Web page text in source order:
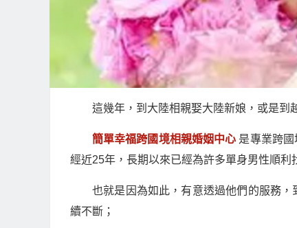
這幾年，到大陸相親娶大陸新娘，或是到
簡單幸福跨國境相親婚姻中心 是專業跨
經近25年，長期以來已經為許多單身男性順利
也就是因為如此，有意透過他們的服務
續不斷；